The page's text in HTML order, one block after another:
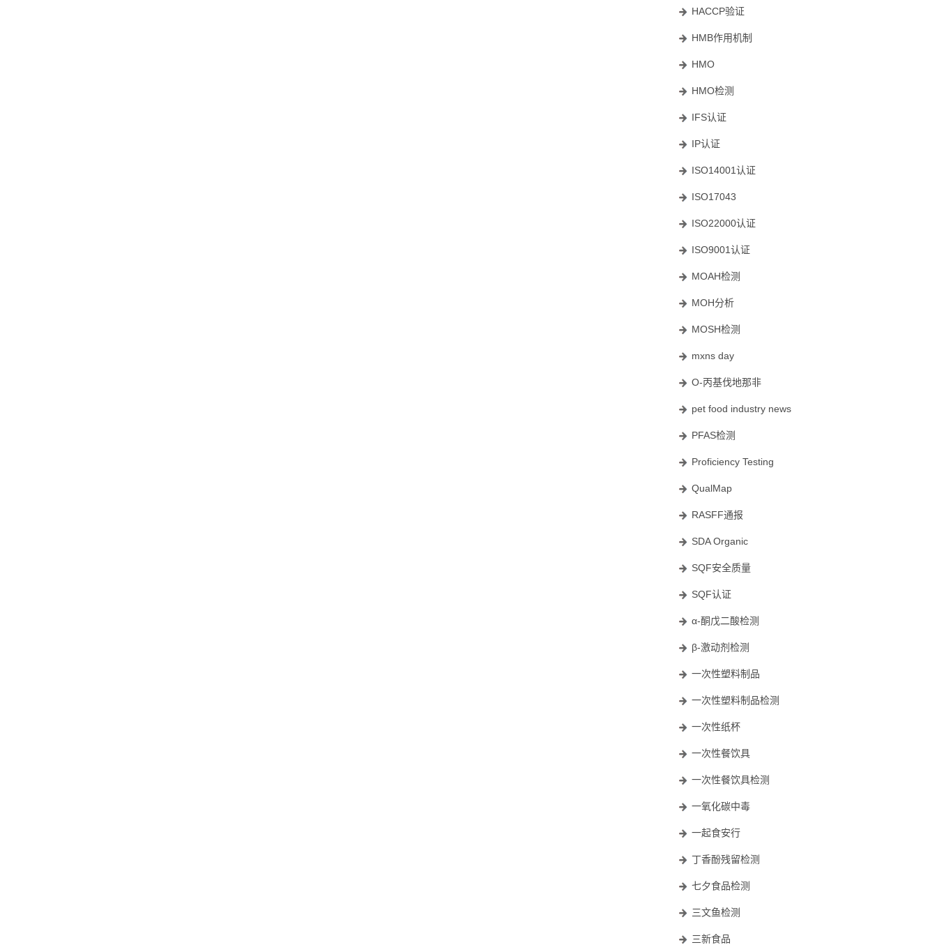
HACCP验证
HMB作用机制
HMO
HMO检测
IFS认证
IP认证
ISO14001认证
ISO17043
ISO22000认证
ISO9001认证
MOAH检测
MOH分析
MOSH检测
mxns day
O-丙基伐地那非
pet food industry news
PFAS检测
Proficiency Testing
QualMap
RASFF通报
SDA Organic
SQF安全质量
SQF认证
α-酮戊二酸检测
β-激动剂检测
一次性塑料制品
一次性塑料制品检测
一次性纸杯
一次性餐饮具
一次性餐饮具检测
一氧化碳中毒
一起食安行
丁香酚残留检测
七夕食品检测
三文鱼检测
三新食品